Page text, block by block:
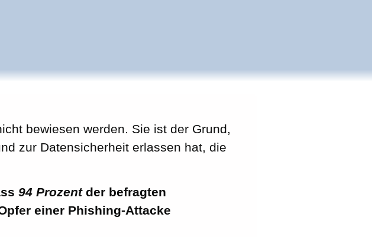
bewiesen werden. Sie ist der Grund,
zur Datensicherheit erlassen hat, die
94 Prozentder befragten
einer Phishing-Attacke